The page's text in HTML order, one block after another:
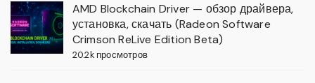
AMD Blockchain Driver — обзор драйвера,
установка, скачать (Radeon Software
Crimson ReLive Edition Beta)
20.2k просмотров